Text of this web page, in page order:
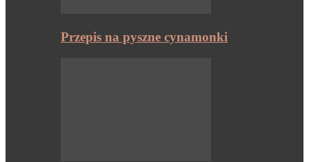
Przepis na pyszne cynamonki